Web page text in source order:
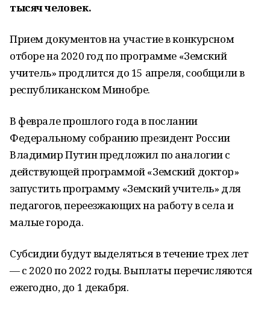
тысяч человек.
Прием документов на участие в конкурсном
отборе на 2020 год по программе «Земский
учитель» продлится до 15 апреля, сообщили в
республиканском Минобре.
В феврале прошлого года в послании
Федеральному собранию президент России
Владимир Путин предложил по аналогии с
действующей программой «Земский доктор»
запустить программу «Земский учитель» для
педагогов, переезжающих на работу в села и
малые города.
Субсидии будут выделяться в течение трех лет
— с 2020 по 2022 годы. Выплаты перечисляются
ежегодно, до 1 декабря.